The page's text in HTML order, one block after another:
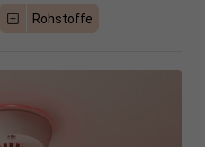
Rohstoffe